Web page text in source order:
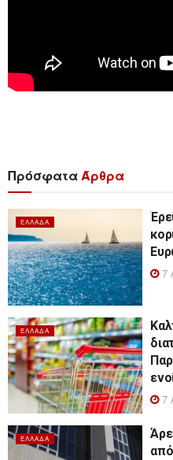
ΠρόσφαταΆρθρα
ΕΛΛΆΔΑ
7
ΕΛΛΆΔΑ
7
ΕΛΛΆΔΑ